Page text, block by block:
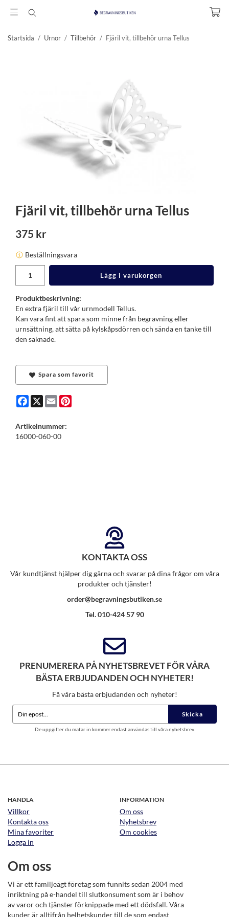
Startsida / Urnor / Tillbehör / Fjäril vit, tillbehör urna Tellus
Fjäril vit, tillbehör urna Tellus
375 kr
Beställningsvara
Lägg i varukorgen
Produktbeskrivning:
En extra fjäril till vår urnmodell Tellus.
Kan vara fint att spara som minne från begravning eller
urnsättning, att sätta på kylskåpsdörren och sända en tanke till
den saknade.
Spara som favorit
Facebook
X Email
Artikelnummer:
16000-060-00
KONTAKTA OSS
Vår kundtjänst hjälper dig gärna och svarar på dina frågor om våra
produkter och tjänster!
order@begravningsbutiken.se
Tel. 010-424 57 90
PRENUMERERA PÅ NYHETSBREVET FÖR VÅRA
BÄSTA ERBJUDANDEN OCH NYHETER!
Få våra bästa erbjudanden och nyheter!
Skicka
De uppgifter du matar in kommer endast användas till våra nyhetsbrev.
HANDLA
Villkor
Kontakta oss
Mina favoriter
Logga in
INFORMATION
Om oss
Nyhetsbrev
Om cookies
Om oss
Vi är ett familjeägt företag som funnits sedan 2004 med
inriktning på e-handel till slutkonsument som är i behov
av varor och tjänster förknippade med ett dödsfall. Våra
kunder är alltifrån helhetskunder till de som endast